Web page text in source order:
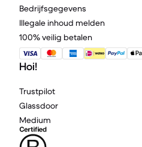
Bedrijfsgegevens
Illegale inhoud melden
100% veilig betalen
Hoi!
Trustpilot
Glassdoor
Medium